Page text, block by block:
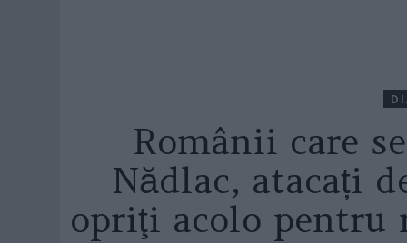
Românii care
Nădlac, atacați
opriţi acolo pentru